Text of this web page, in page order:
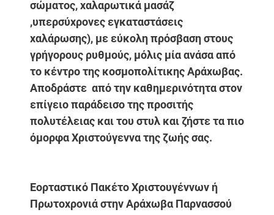
σώματος, χαλαρωτικά μασάζ
,υπερσύχρονες εγκαταστάσεις
χαλάρωσης), με εύκολη πρόσβαση στους
γρήγορους ρυθμούς, μόλις μία ανάσα από
το κέντρο της κοσμοπολίτικης Αράχωβας.
Αποδράστε από την καθημερινότητα στον
επίγειο παράδεισο της προσιτής
πολυτέλειας και του στυλ και ζήστε τα πιο
όμορφα Χριστούγεννα της ζωής σας.
Εορταστικό Πακέτο Χριστουγέννων ή
Πρωτοχρονιά στην Αράχωβα Παρνασσού